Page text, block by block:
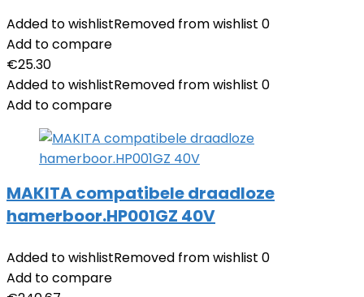
Added to wishlistRemoved from wishlist 0
Add to compare
€25.30
Added to wishlistRemoved from wishlist 0
Add to compare
MAKITA compatibele draadloze
hamerboor.HP001GZ 40V
Added to wishlistRemoved from wishlist 0
Add to compare